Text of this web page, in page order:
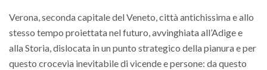
Verona, seconda capitale del Veneto, città antichissima e allo
stesso tempo proiettata nel futuro, avvinghiata all’Adige e
alla Storia, dislocata in un punto strategico della pianura e per
questo crocevia inevitabile di vicende e persone: da questo